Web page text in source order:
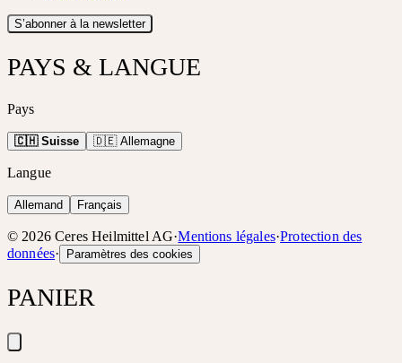
S’abonner à la newsletter
PAYS & LANGUE
Pays
🇨🇭 Suisse 🇩🇪 Allemagne
Langue
Allemand Français
© 2026 Ceres Heilmittel AG·Mentions légales·Protection des
données· Paramètres des cookies
PANIER